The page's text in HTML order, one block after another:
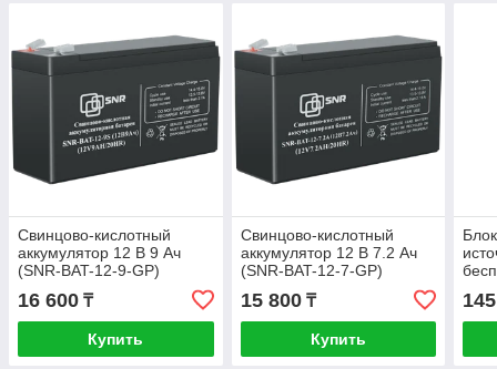
Свинцово-кислотный
аккумулятор 12 В 9 Ач
(SNR-BAT-12-9-GP)
16 600 ₸
Купить
Свинцово-кислотный
аккумулятор 12 В 7.2 Ач
(SNR-BAT-12-7-GP)
15 800₸
Купить